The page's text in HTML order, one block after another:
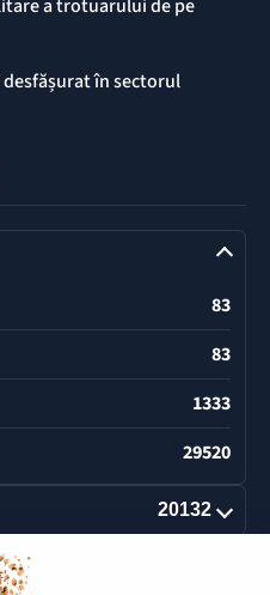
a trotuarului de pe
în sectorul
83
83
1333
29520
20132